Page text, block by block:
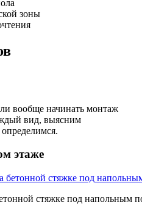
зоны
вообще начинать монтаж
вид, выясним
этаже
стяжке под напольным